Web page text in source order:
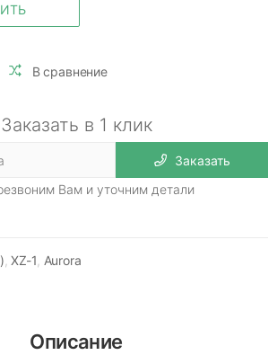
В сравнение
Заказать в 1 клик
Заказать
Вам и уточним детали
,XZ-1 Aurora
Описание